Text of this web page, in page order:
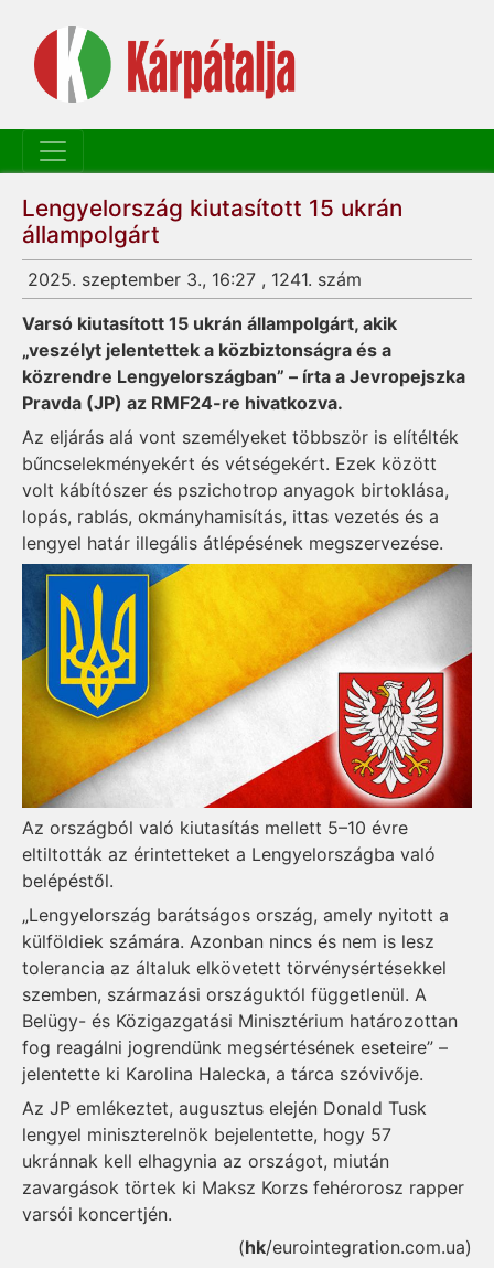
Lengyelország kiutasított 15 ukrán
állampolgárt
2025. szeptember 3., 16:27 , 1241. szám
Varsó kiutasított 15 ukrán állampolgárt, akik
„veszélyt jelentettek a közbiztonságra és a
közrendre Lengyelországban” – írta a Jevropejszka
Pravda (JP) az RMF24-re hivatkozva.
Az eljárás alá vont személyeket többször is elítélték
bűncselekményekért és vétségekért. Ezek között
volt kábítószer és pszichotrop anyagok birtoklása,
lopás, rablás, okmányhamisítás, ittas vezetés és a
lengyel határ illegális átlépésének megszervezése.
Az országból való kiutasítás mellett 5–10 évre
eltiltották az érintetteket a Lengyelországba való
belépéstől.
„Lengyelország barátságos ország, amely nyitott a
külföldiek számára. Azonban nincs és nem is lesz
tolerancia az általuk elkövetett törvénysértésekkel
szemben, származási országuktól függetlenül. A
Belügy- és Közigazgatási Minisztérium határozottan
fog reagálni jogrendünk megsértésének eseteire” –
jelentette ki Karolina Halecka, a tárca szóvivője.
Az JP emlékeztet, augusztus elején Donald Tusk
lengyel miniszterelnök bejelentette, hogy 57
ukránnak kell elhagynia az országot, miután
zavargások törtek ki Maksz Korzs fehérorosz rapper
varsói koncertjén.
(hk/eurointegration.com.ua)